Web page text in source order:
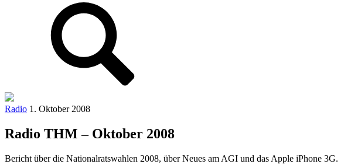
Radio 1. Oktober 2008
Radio THM – Oktober 2008
Bericht über die Nationalratswahlen 2008, über Neues am AGI und das Apple iPhone 3G.